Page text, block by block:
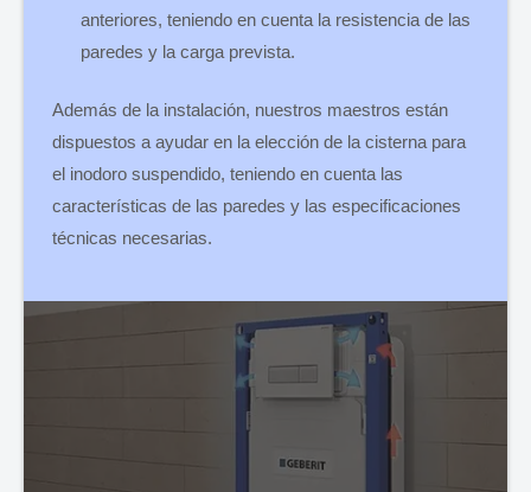
anteriores, teniendo en cuenta la resistencia de las
paredes y la carga prevista.
Además de la instalación, nuestros maestros están
dispuestos a ayudar en la elección de la cisterna para
el inodoro suspendido, teniendo en cuenta las
características de las paredes y las especificaciones
técnicas necesarias.